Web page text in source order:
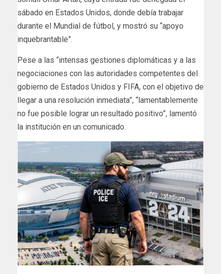
sábado en Estados Unidos, donde debía trabajar
durante el Mundial de fútbol, y mostró su “apoyo
inquebrantable”.
Pese a las “intensas gestiones diplomáticas y a las
negociaciones con las autoridades competentes del
gobierno de Estados Unidos y FIFA, con el objetivo de
llegar a una resolución inmediata”, “lamentablemente
no fue posible lograr un resultado positivo”, lamentó
la institución en un comunicado.